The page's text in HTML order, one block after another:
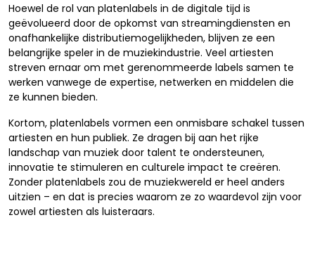
Hoewel de rol van platenlabels in de digitale tijd is
geëvolueerd door de opkomst van streamingdiensten en
onafhankelijke distributiemogelijkheden, blijven ze een
belangrijke speler in de muziekindustrie. Veel artiesten
streven ernaar om met gerenommeerde labels samen te
werken vanwege de expertise, netwerken en middelen die
ze kunnen bieden.
Kortom, platenlabels vormen een onmisbare schakel tussen
artiesten en hun publiek. Ze dragen bij aan het rijke
landschap van muziek door talent te ondersteunen,
innovatie te stimuleren en culturele impact te creëren.
Zonder platenlabels zou de muziekwereld er heel anders
uitzien – en dat is precies waarom ze zo waardevol zijn voor
zowel artiesten als luisteraars.